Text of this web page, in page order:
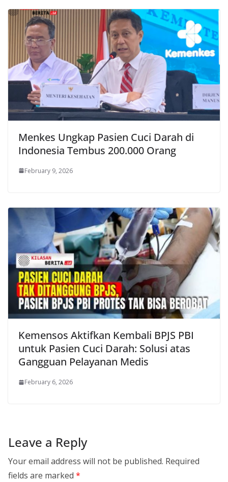
Menkes Ungkap Pasien Cuci Darah di
Indonesia Tembus 200.000 Orang
February 9, 2026
Kemensos Aktifkan Kembali BPJS PBI
untuk Pasien Cuci Darah: Solusi atas
Gangguan Pelayanan Medis
February 6, 2026
Leave a Reply
Your email address will not be published. Required
fields are marked *